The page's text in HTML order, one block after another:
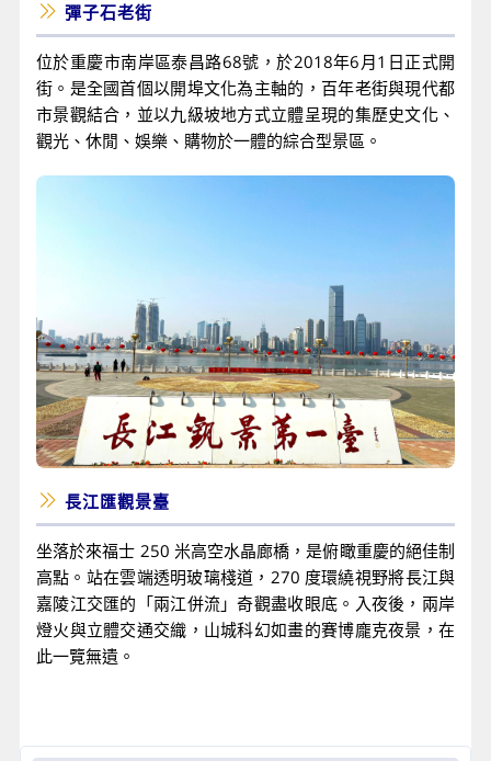
彈子石老街
位於重慶市南岸區泰昌路68號，於2018年6月1日正式開
街。是全國首個以開埠文化為主軸的，百年老街與現代都
市景觀結合，並以九級坡地方式立體呈現的集歷史文化、
觀光、休閒、娛樂、購物於一體的綜合型景區。
長江匯觀景臺
坐落於來福士 250 米高空水晶廊橋，是俯瞰重慶的絕佳制
高點。站在雲端透明玻璃棧道，270 度環繞視野將長江與
嘉陵江交匯的「兩江併流」奇觀盡收眼底。入夜後，兩岸
燈火與立體交通交織，山城科幻如畫的賽博龐克夜景，在
此一覽無遺。